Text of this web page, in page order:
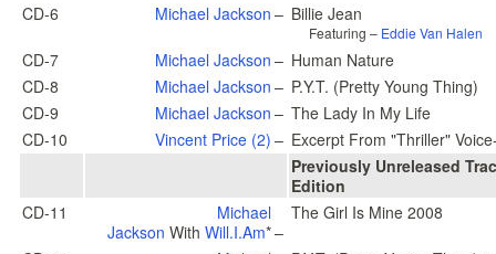
CD-6
Michael Jackson – Billie Jean
Featuring – Eddie Van Halen
CD-7 Michael Jackson – Human Nature
CD-8
Michael Jackson – P.Y.T. (Pretty Young Thing)
CD-9
Michael Jackson – The Lady In My Life
CD-10
Vincent Price (2) – Excerpt From "Thriller"
Previously Unreleased
Edition
CD-11
Michael
Jackson With Will.I.Am*–
The Girl Is Mine 2008